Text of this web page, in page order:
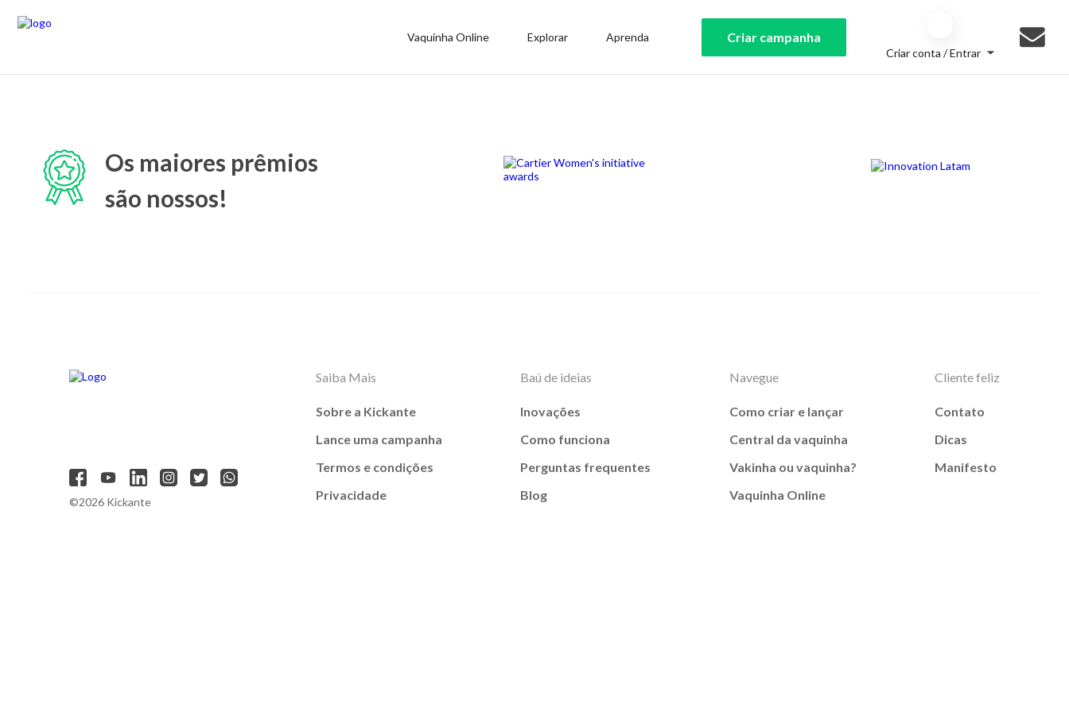
Vaquinha Online Explorar Aprenda Criar campanha
Criar conta / Entrar
Os maiores prêmios
são nossos!
©2026 Kickante
Saiba Mais
Sobre a Kickante
Lance uma campanha
Termos e condições
Privacidade
Baú de ideias
Inovações
Como funciona
Perguntas frequentes
Blog
Navegue
Como criar e lançar
Central da vaquinha
Vakinha ou vaquinha?
Vaquinha Online
Cliente feliz
Contato
Dicas
Manifesto